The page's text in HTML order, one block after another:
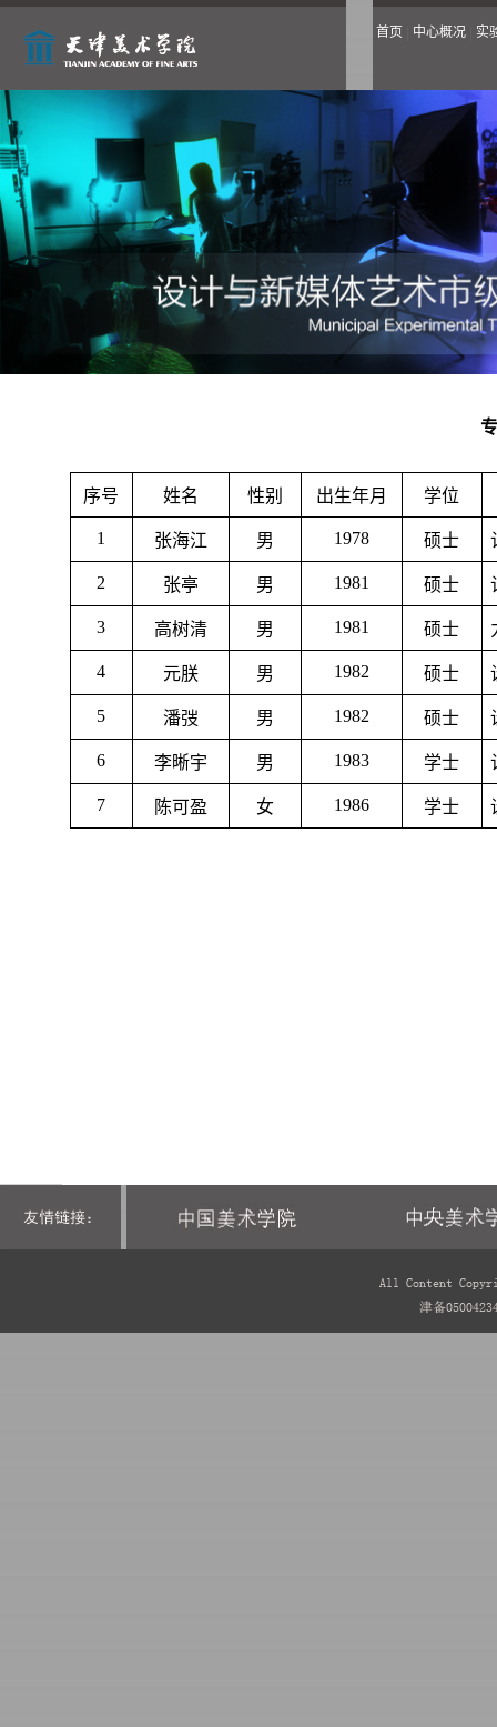
首页 中心概况 实
序号 姓名 性别 出生年月 学位
1 张海江 男 1978 硕士
2 张亭 男 1981 硕士
3 高树清 男 1981 硕士
4 元朕 男 1982 硕士
5 潘弢 男 1982 硕士
6 李晰宇 男 1983 学士
7 陈可盈 女 1986 学士